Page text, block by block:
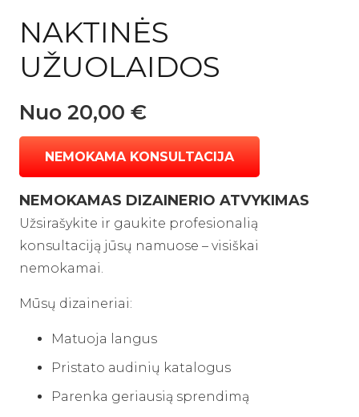
NAKTINĖS
UŽUOLAIDOS
Nuo 20,00 €
NEMOKAMA KONSULTACIJA
NEMOKAMAS DIZAINERIO ATVYKIMAS
Užsirašykite ir gaukite profesionalią
konsultaciją jūsų namuose – visiškai
nemokamai.
Mūsų dizaineriai:
Matuoja langus
Pristato audinių katalogus
Parenka geriausią sprendimą